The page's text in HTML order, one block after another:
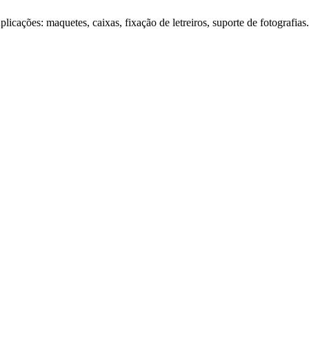
maquetes, caixas, fixação de letreiros, suporte de fotografias.